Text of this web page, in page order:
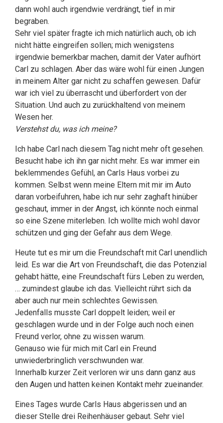
dann wohl auch irgendwie verdrängt, tief in mir
begraben.
Sehr viel später fragte ich mich natürlich auch, ob ich
nicht hätte eingreifen sollen; mich wenigstens
irgendwie bemerkbar machen, damit der Vater aufhört
Carl zu schlagen. Aber das wäre wohl für einen Jungen
in meinem Alter gar nicht zu schaffen gewesen. Dafür
war ich viel zu überrascht und überfordert von der
Situation. Und auch zu zurückhaltend von meinem
Wesen her.
Verstehst du, was ich meine?
Ich habe Carl nach diesem Tag nicht mehr oft gesehen.
Besucht habe ich ihn gar nicht mehr. Es war immer ein
beklemmendes Gefühl, an Carls Haus vorbei zu
kommen. Selbst wenn meine Eltern mit mir im Auto
daran vorbeifuhren, habe ich nur sehr zaghaft hinüber
geschaut, immer in der Angst, ich könnte noch einmal
so eine Szene miterleben. Ich wollte mich wohl davor
schützen und ging der Gefahr aus dem Wege.
Heute tut es mir um die Freundschaft mit Carl unendlich
leid. Es war die Art von Freundschaft, die das Potenzial
gehabt hätte, eine Freundschaft fürs Leben zu werden,
… zumindest glaube ich das. Vielleicht rührt sich da
aber auch nur mein schlechtes Gewissen.
Jedenfalls musste Carl doppelt leiden; weil er
geschlagen wurde und in der Folge auch noch einen
Freund verlor, ohne zu wissen warum.
Genauso wie für mich mit Carl ein Freund
unwiederbringlich verschwunden war.
Innerhalb kurzer Zeit verloren wir uns dann ganz aus
den Augen und hatten keinen Kontakt mehr zueinander.
Eines Tages wurde Carls Haus abgerissen und an
dieser Stelle drei Reihenhäuser gebaut. Sehr viel